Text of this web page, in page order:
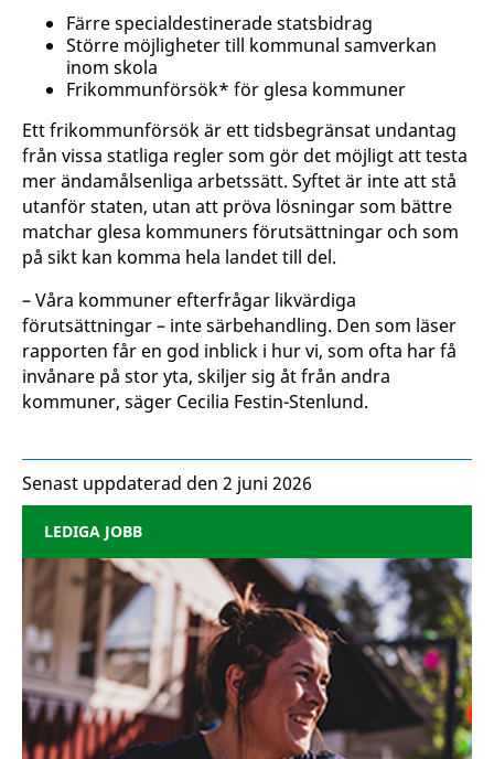
Färre specialdestinerade statsbidrag
Större möjligheter till kommunal samverkan
inom skola
Frikommunförsök* för glesa kommuner
Ett frikommunförsök är ett tidsbegränsat undantag
från vissa statliga regler som gör det möjligt att testa
mer ändamålsenliga arbetssätt. Syftet är inte att stå
utanför staten, utan att pröva lösningar som bättre
matchar glesa kommuners förutsättningar och som
på sikt kan komma hela landet till del.
– Våra kommuner efterfrågar likvärdiga
förutsättningar – inte särbehandling. Den som läser
rapporten får en god inblick i hur vi, som ofta har få
invånare på stor yta, skiljer sig åt från andra
kommuner, säger Cecilia Festin-Stenlund.
Senast uppdaterad den 2 juni 2026
LEDIGA JOBB